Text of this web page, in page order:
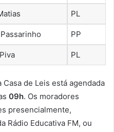
PL
PP
PL
de Leis está agendada
09h. Os moradores
presencialmente,
Rádio Educativa FM, ou